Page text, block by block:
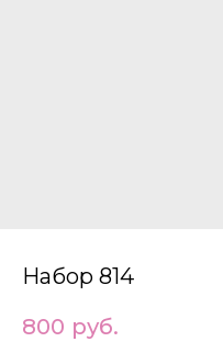
Набор 814
800 руб.